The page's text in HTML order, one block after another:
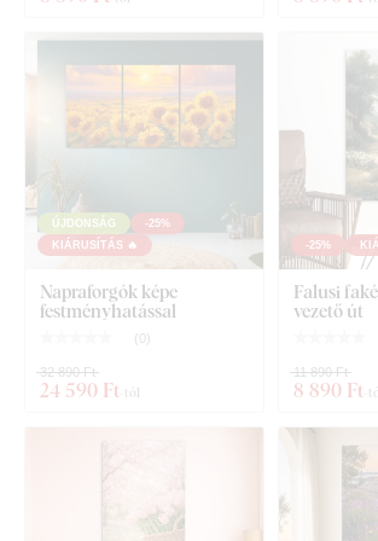
Mit talál a csomagban?
ÚJDONSÁG
-25%
KIÁRUSÍTÁS 🔥
Napraforgók képe
festményhatással
( 0)
24 590 Ft -tól
32 890 Ft
-25%
Falusi
vezető út
8 890 Ft -
11 890 Ft